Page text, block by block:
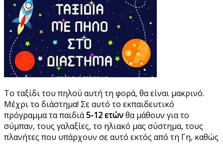
Το ταξίδι του πηλού αυτή τη φορά, θα είναι μακρινό.
Μέχρι το διάστημα! Σε αυτό το εκπαιδευτικό
πρόγραμμα τα παιδιά5-12ετώνθα μάθουν για το
σύμπαν, τους γαλαξίες, το ηλιακό μας σύστημα, τους
πλανήτες που υπάρχουν σε αυτό εκτός από τη Γη, καθώς